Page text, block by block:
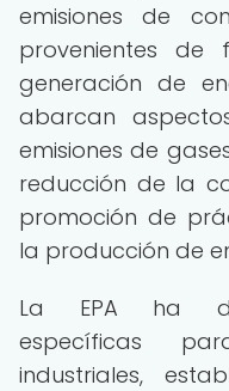
emisiones de
provenientes de
generación de
abarcan
emisiones de
reducción de la
promoción de
la producción de
La EPA ha
específicas
industriales,